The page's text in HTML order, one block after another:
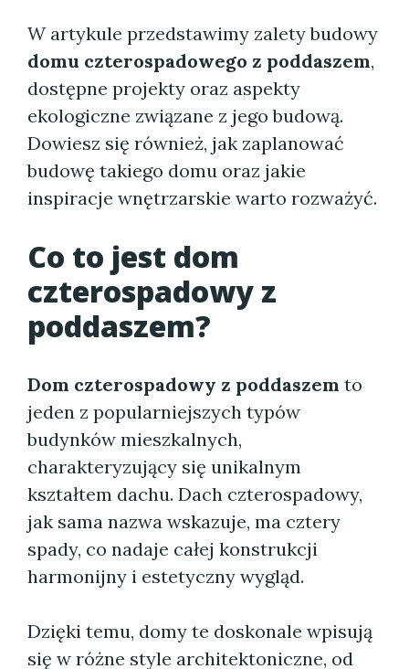
W artykule przedstawimy zalety budowy
domu czterospadowego z poddaszem,
dostępne projekty oraz aspekty
ekologiczne związane z jego budową.
Dowiesz się również, jak zaplanować
budowę takiego domu oraz jakie
inspiracje wnętrzarskie warto rozważyć.
Co to jest dom
czterospadowy z
poddaszem?
Dom czterospadowy z poddaszem to
jeden z popularniejszych typów
budynków mieszkalnych,
charakteryzujący się unikalnym
kształtem dachu. Dach czterospadowy,
jak sama nazwa wskazuje, ma cztery
spady, co nadaje całej konstrukcji
harmonijny i estetyczny wygląd.
Dzięki temu, domy te doskonale wpisują
się w różne style architektoniczne, od